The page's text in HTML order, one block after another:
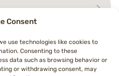
Consent
use technologies like cookies to
Consenting to these
data such as browsing behavior or
or withdrawing consent, may
księżyc sierp→